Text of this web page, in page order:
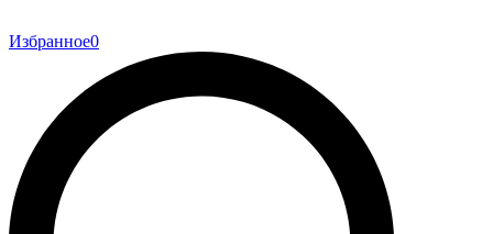
Избранное0